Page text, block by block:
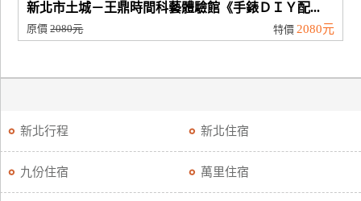
新北市土城－王鼎時間科藝體驗館《手錶ＤＩＹ配...
原價2080元 特價 2080元
新北行程 新北住宿
九份住宿 萬里住宿